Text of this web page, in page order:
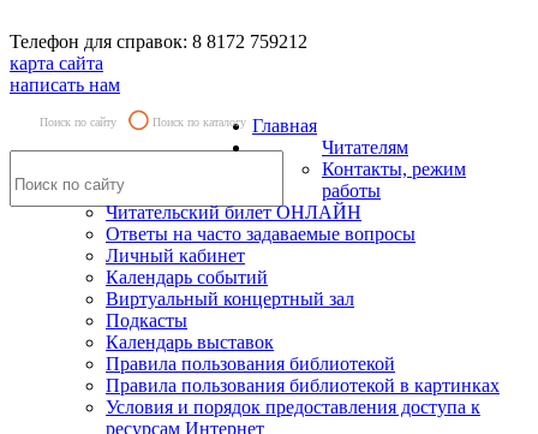
Телефон для справок: 8 8172 759212
карта сайта
написать нам
Поиск по сайту Поиск по каталогу Главная
Читателям
Контакты, режим
работы
Читательский билет ОНЛАЙН
Ответы на часто задаваемые вопросы
Личный кабинет
Календарь событий
Виртуальный концертный зал
Подкасты
Календарь выставок
Правила пользования библиотекой
Правила пользования библиотекой в картинках
Условия и порядок предоставления доступа к
ресурсам Интернет